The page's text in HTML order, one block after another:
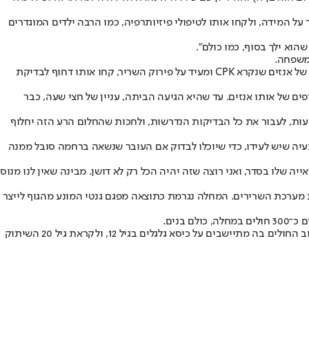
המידה, ולקחו אותו לטיפולי פיזיותרפיה, כמו הרבה ילדים המוגדרים
ילך בסוף, כמו כולם".
"הרופאה התקשרה אלי ונשמעה מבוהלת, ואמרה לי, 'תקשיבי, אני 20 שנה רופאה, ומעולם לא ראיתי תוצאת בדיקה כזו של ילד בן שנה וחצי. יש פה ערך של אנזים שנקרא CPK ומעיד על פירוק השריר, קחו אותו דחוף לבדיקת
של אותו אנזים. עד שהיא הגיעה הביתה, עניין של חצי שעה, כבר
לעבור את כל הבדיקות הנדרשות, ולחכות שהחלום הרע הזה יחלוף
שיש לעידו, כדי שיוכלו לבדוק אם העובר שנשאה ברחמה סובל ממנה
שלו בסדר, ואני רוצה שזה יהיה הכל רק לא דושן. מבינה שאין לנו מנוס
השרירים. המחלה נגרמת כתוצאה מפגם גנטי המונע מהגוף לייצר
המחלה היא פרוגרסיבית (מתקדמת ומחריפה עם השנים), ותסמיניה הם חולשת שרירים שמתפשטת אל הרגליים והאגן, ובהדרגה גם לידיים ולצוואר. רוב החולים בה מתיישבים על כיסא גלגלים בגיל 12, ולקראת גיל 20 השיתוק